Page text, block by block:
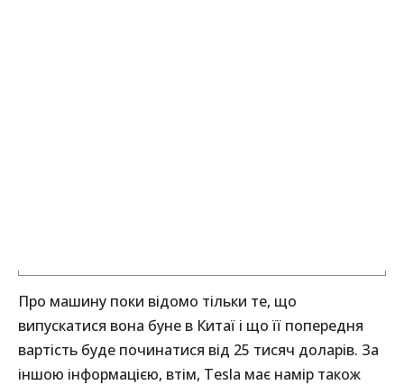
Про машину поки відомо тільки те, що
випускатися вона буне в Китаї і що її попередня
вартість буде починатися від 25 тисяч доларів. За
іншою інформацією, втім, Tesla має намір також